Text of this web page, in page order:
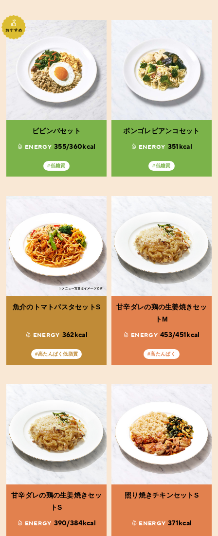
ビビンバセット
ENERGY 355/360kcal
#低糖質
ボンゴレビアンコセット
ENERGY 351kcal
#低糖質
魚介のトマトパスタセットS
ENERGY 362kcal
#高たんぱく低脂質
甘辛ダレの鶏の生姜焼きセッ
トM
ENERGY 453/451kcal
#高たんぱく
甘辛ダレの鶏の生姜焼きセッ
トS
ENERGY 390/384kcal
照り焼きチキンセットS
ENERGY 371kcal